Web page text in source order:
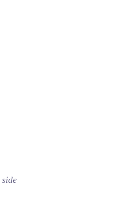
side